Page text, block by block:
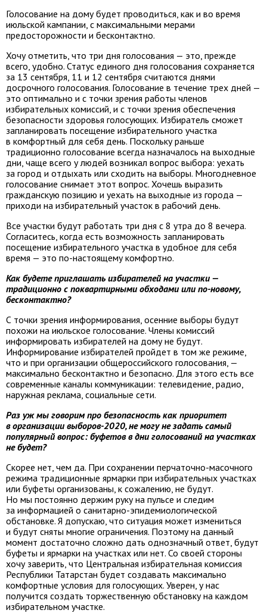
Голосование на дому будет проводиться, как и во время
июльской кампании, с максимальными мерами
предосторожности и бесконтактно.
Хочу отметить, что три дня голосования — это, прежде
всего, удобно. Статус единого дня голосования сохраняется
за 13 сентября, 11 и 12 сентября считаются днями
досрочного голосования. Голосование в течение трех дней —
это оптимально и с точки зрения работы членов
избирательных комиссий, и с точки зрения обеспечения
безопасности здоровья голосующих. Избиратель сможет
запланировать посещение избирательного участка
в комфортный для себя день. Поскольку раньше
традиционно голосование всегда назначалось на выходные
дни, чаще всего у людей возникал вопрос выбора: уехать
за город и отдыхать или сходить на выборы. Многодневное
голосование снимает этот вопрос. Хочешь выразить
гражданскую позицию и уехать на выходные из города —
приходи на избирательный участок в рабочий день.
Все участки будут работать три дня с 8 утра до 8 вечера.
Согласитесь, когда есть возможность запланировать
посещение избирательного участка в удобное для себя
время — это по-настоящему комфортно.
Как будете приглашать избирателей на участки —
традиционно с поквартирными обходами или по-новому,
бесконтактно?
С точки зрения информирования, осенние выборы будут
похожи на июльское голосование. Члены комиссий
информировать избирателей на дому не будут.
Информирование избирателей пройдет в том же режиме,
что и при организации общероссийского голосования, —
максимально бесконтактно и безопасно. Для этого есть все
современные каналы коммуникации: телевидение, радио,
наружная реклама, социальные сети.
Раз уж мы говорим про безопасность как приоритет
в организации выборов-2020, не могу не задать самый
популярный вопрос: буфетов в дни голосований на участках
не будет?
Скорее нет, чем да. При сохранении перчаточно-масочного
режима традиционные ярмарки при избирательных участках
или буфеты организованы, к сожалению, не будут.
Но мы постоянно держим руку на пульсе и следим
за информацией о санитарно-эпидемиологической
обстановке. Я допускаю, что ситуация может измениться
и будут сняты многие ограничения. Поэтому на данный
момент достаточно сложно дать однозначный ответ, будут
буфеты и ярмарки на участках или нет. Со своей стороны
хочу заверить, что Центральная избирательная комиссия
Республики Татарстан будет создавать максимально
комфортные условия для голосующих. Уверен, у нас
получится создать торжественную обстановку на каждом
избирательном участке.